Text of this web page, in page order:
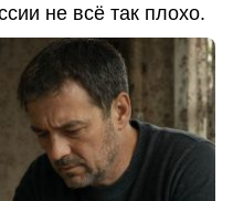
не всё так плохо.